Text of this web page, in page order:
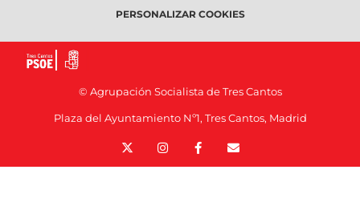
PERSONALIZAR COOKIES
© Agrupación Socialista de Tres Cantos
Plaza del Ayuntamiento Nº1, Tres Cantos, Madrid